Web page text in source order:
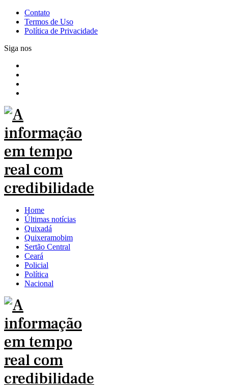
Contato
Termos de Uso
Política de Privacidade
Siga nos
Home
Últimas notícias
Quixadá
Quixeramobim
Sertão Central
Ceará
Policial
Política
Nacional